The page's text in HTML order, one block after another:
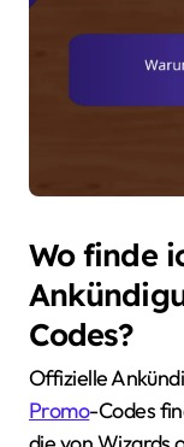
Wo finde
Codes?
Offizielle
Promo-Codes